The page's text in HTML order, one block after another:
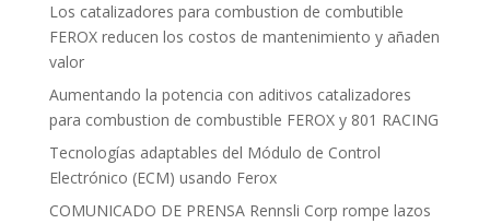
Los catalizadores para combustion de combutible
FEROX reducen los costos de mantenimiento y añaden
valor
Aumentando la potencia con aditivos catalizadores
para combustion de combustible FEROX y 801 RACING
Tecnologías adaptables del Módulo de Control
Electrónico (ECM) usando Ferox
COMUNICADO DE PRENSA Rennsli Corp rompe lazos